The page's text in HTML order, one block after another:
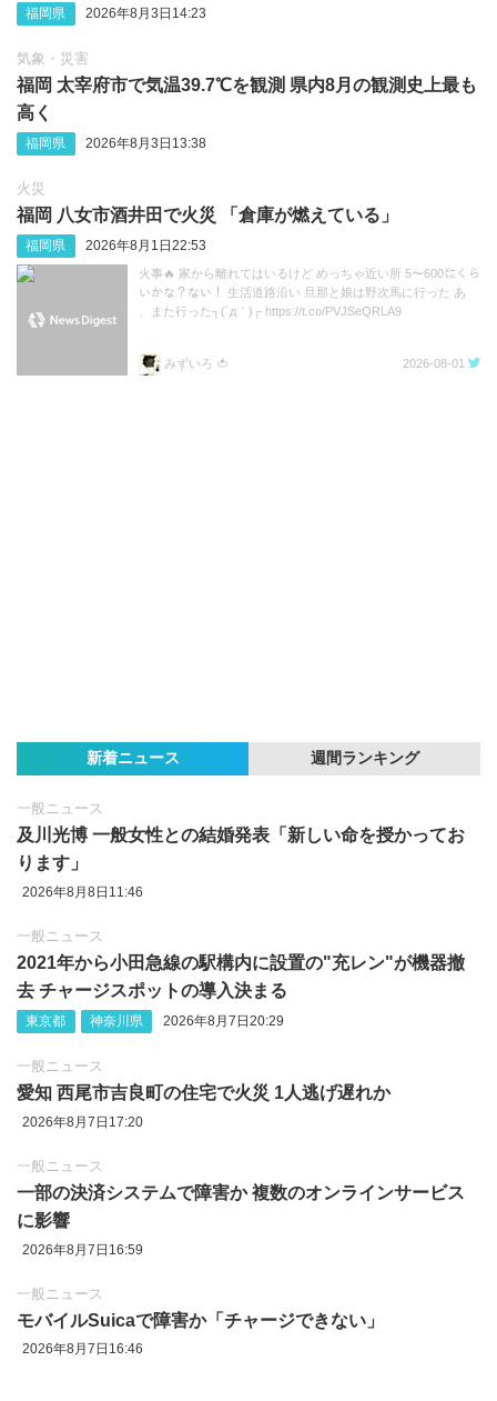
福岡県 2026年8月3日14:23
気象・災害
福岡 太宰府市で気温39.7℃を観測 県内8月の観測史上最も
高く
福岡県 2026年8月3日13:38
火災
福岡 八女市酒井田で火災 「倉庫が燃えている」
福岡県 2026年8月1日22:53
火事🔥 家から離れてはいるけど めっちゃ近い所 5〜600㍍くら
いかな？ない！ 生活道路沿い 旦那と娘は野次馬に行った あ
、また行った┐(´д｀)┌ https://t.co/PVJSeQRLA9
みずいろ 🍅 2026-08-01
新着ニュース 週間ランキング
一般ニュース
及川光博 一般女性との結婚発表「新しい命を授かってお
ります」
2026年8月8日11:46
一般ニュース
2021年から小田急線の駅構内に設置の"充レン"が機器撤
去 チャージスポットの導入決まる
東京都 神奈川県 2026年8月7日20:29
一般ニュース
愛知 西尾市吉良町の住宅で火災 1人逃げ遅れか
2026年8月7日17:20
一般ニュース
一部の決済システムで障害か 複数のオンラインサービス
に影響
2026年8月7日16:59
一般ニュース
モバイルSuicaで障害か「チャージできない」
2026年8月7日16:46